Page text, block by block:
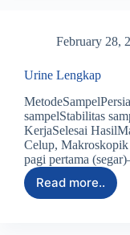
February 28,
Urine Lengkap
sampelStabilitas
KerjaSelesai
Celup,
pagi pertama
Read more..